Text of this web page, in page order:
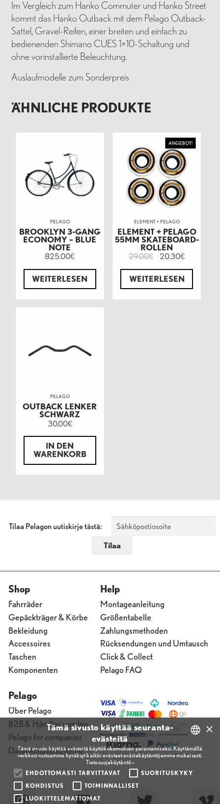
Im Vergleich zum Hanko Commuter und Hanko Street
kommt das Hanko Outback mit dem Pelago Outback-
Sattel, Gravel-Reifen, einer breiten und einfach zu
bedienenden Shimano CUES 1×10-Schaltung und
ohne vorinstallierte Beleuchtung.
Auslaufmodelle zum Sonderpreis
ÄHNLICHE PRODUKTE
PELAGO
BROOKLYN 3-GANG
ECONOMY – BLUE
NOTE
825.00€
WEITERLESEN
ELEMENT + PELAGO
ELEMENT + PELAGO
55MM SKATEBOARD-
ROLLEN
ANGEBOT!
29.00€ 20.30€
WEITERLESEN
PELAGO
OUTBACK LENKER
SCHWARZ
30.00€
IN DEN
WARENKORB
Tilaa Pelagon uutiskirje tästä:
Shop
Fahrräder
Gepäckträger & Körbe
Bekleidung
Accessoires
Taschen
Komponenten
Help
Montageanleitung
Größentabelle
Zahlungsmethoden
Rücksendungen und Umtausch
Click & Collect
Pelago FAQ
Pelago
Über Pelago
B2B & Händler werden
Pelago for companies
Datenschutzrichtlinie
FINNISH
ENGLISH
×
Tämä sivusto käyttää seuranta-
evästeitä
Tämä sivusto käyttää evästeitä käyttökokemuksen parantamiseksi. Käyttämällä
verkkosivustoamme hyväksyt kaikki evästeet evästekäytäntöjemme mukaisesti.
Tietosuojakäytäntö »
EHDOTTOMASTI TARVITTAVAT
SUORITUSKYKY
KOHDISTUS
TOIMINNALLISET
LUOKITTELEMATTOMAT